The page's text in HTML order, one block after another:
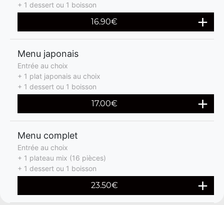
+ 1 dessert ou 1 boisson
16.90€
Menu japonais
Entrée au choix
+ 1 plat japonais au choix
+ 1 dessert ou 1 boisson
17.00€
Menu complet
Entrée au choix
+ 1 plateau mix (16 pièces)
+ 1 dessert ou 1 boisson
23.50€